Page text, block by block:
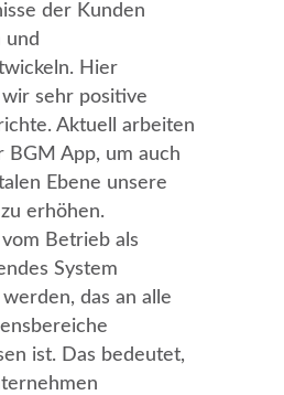
der Kunden
und
Hier
sehr positive
Aktuell arbeiten
BGM App, um auch
Ebene unsere
erhöhen.
Betrieb als
System
das an alle
ist. Das bedeutet,